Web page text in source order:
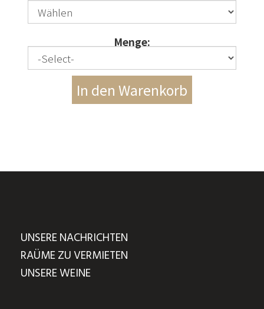
Menge:
UNSERE NACHRICHTEN
RAÜME ZU VERMIETEN
UNSERE WEINE